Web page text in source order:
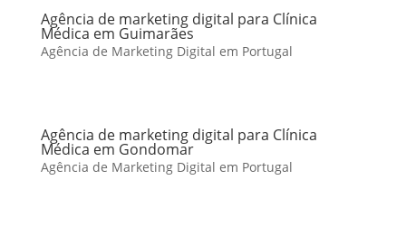
Agência de marketing digital para Clínica
Médica em Guimarães
Agência de Marketing Digital em Portugal
Agência de marketing digital para Clínica
Médica em Gondomar
Agência de Marketing Digital em Portugal